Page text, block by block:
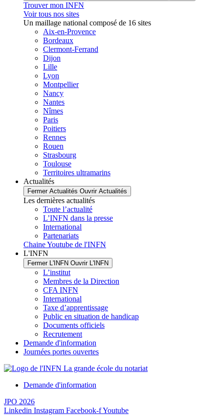
Trouver mon INFN
Voir tous nos sites
Un maillage national composé de 16 sites
Aix-en-Provence
Bordeaux
Clermont-Ferrand
Dijon
Lille
Lyon
Montpellier
Nancy
Nantes
Nîmes
Paris
Poitiers
Rennes
Rouen
Strasbourg
Toulouse
Territoires ultramarins
Actualités
Fermer Actualités Ouvrir Actualités
Les dernières actualités
Toute l’actualité
L’INFN dans la presse
International
Partenariats
Chaine Youtube de l'INFN
L'INFN
Fermer L'INFN Ouvrir L'INFN
L’institut
Membres de la Direction
CFA INFN
International
Taxe d’apprentissage
Public en situation de handicap
Documents officiels
Recrutement
Demande d'information
Journées portes ouvertes
Demande d'information
JPO 2026
Linkedin Instagram Facebook-fYoutube